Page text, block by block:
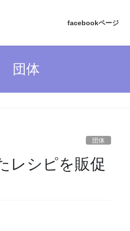
facebookページ
団体
団体
レシピを販促